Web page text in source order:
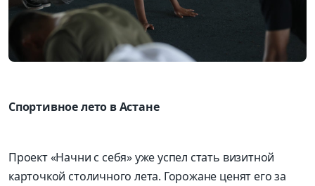
Спортивное лето в Астане
Проект «Начни с себя» уже успел стать визитной
карточкой столичного лета. Горожане ценят его за